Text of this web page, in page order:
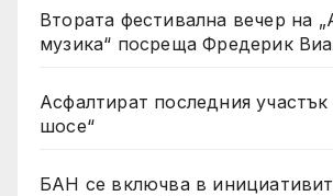
Втората фестивална вечер на
музика“ посреща Фредерик
Асфалтират последния
шосе“
БАН се включва в